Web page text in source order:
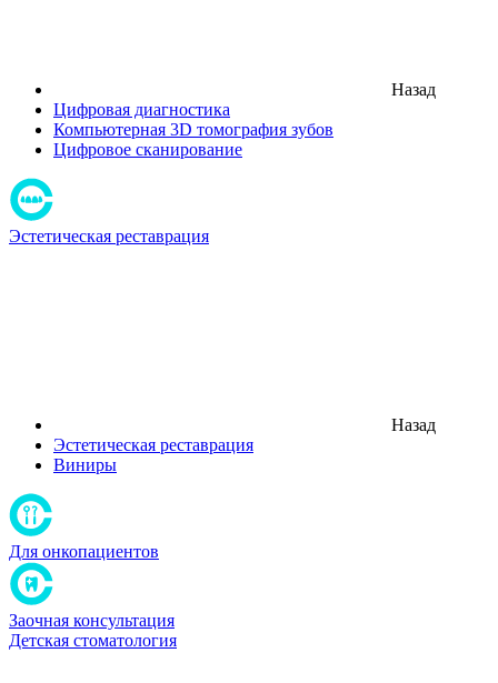
Назад
Цифровая диагностика
Компьютерная 3D томография зубов
Цифровое сканирование
Эстетическая реставрация
Назад
Эстетическая реставрация
Виниры
Для онкопациентов
Заочная консультация
Детская стоматология